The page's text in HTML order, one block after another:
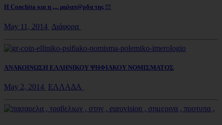
Η Conchita και η ,,,, μαλαπ@ρδα της !!!
May 11, 2014 Διάφορα
ΑΝΑΚΟΙΝΩΣΗ ΕΛΛΗΝΙΚΟΥ ΨΗΦΙΑΚΟΥ ΝΟΜΙΣΜΑΤΟΣ
May 2, 2014 ΕΛΛΑΔΑ